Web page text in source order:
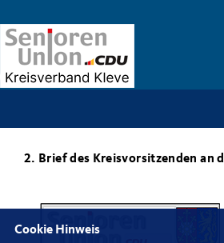
2. Brief des Kreisvorsitzenden an
Cookie Hinweis